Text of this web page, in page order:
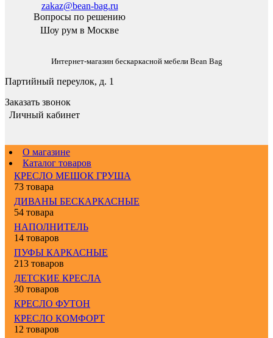
zakaz@bean-bag.ru
Вопросы по решению
Шоу рум в Москве
Интернет-магазин бескаркасной мебели Bean Bag
Партийный переулок, д. 1
Заказать звонок
Личный кабинет
О магазине
Каталог товаров
КРЕСЛО МЕШОК ГРУША
73 товара
ДИВАНЫ БЕСКАРКАСНЫЕ
54 товара
НАПОЛНИТЕЛЬ
14 товаров
ПУФЫ КАРКАСНЫЕ
213 товаров
ДЕТСКИЕ КРЕСЛА
30 товаров
КРЕСЛО ФУТОН
КРЕСЛО КОМФОРТ
12 товаров